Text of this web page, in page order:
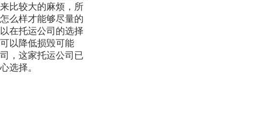
比较大的麻烦，所
么样才能够尽量的
在托运公司的选择
以降低损毁可能
，这家托运公司已
选择。